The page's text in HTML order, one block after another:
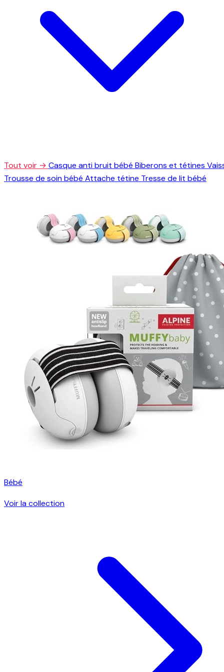
Tout voir → Casque anti bruit bébé Biberons et tétines
Trousse de soin bébé Attache tétine Tresse de lit bébé
Bébé
Voir la collection